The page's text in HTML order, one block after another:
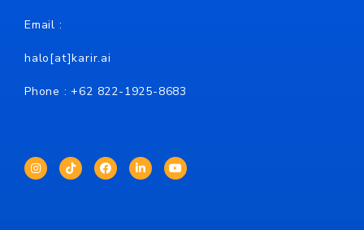
Email :
halo[at]karir.ai
Phone : +62 822-1925-8683